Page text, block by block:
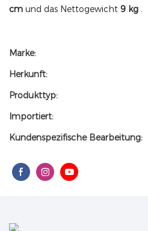
cm und das Nettogewicht 9 kg .
Marke:
Herkunft:
Produkttyp:
Importiert:
Kundenspezifische Bearbeitung: